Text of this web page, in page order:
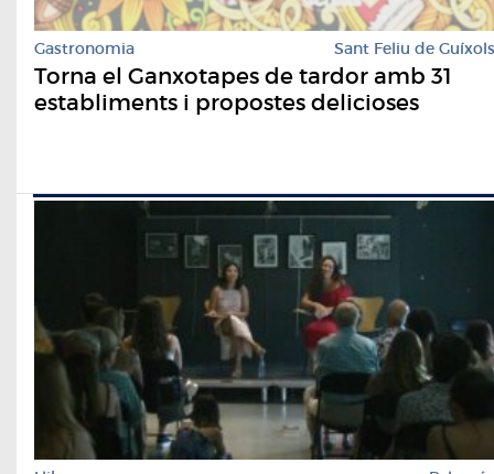
Gastronomia Sant Feliu de Guíxols
Torna el Ganxotapes de tardor amb 31
establiments i propostes delicioses